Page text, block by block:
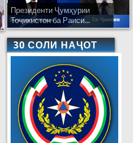
Президенти Ҷумҳурии
Тоҷикистон ба Раиси...
30 СОЛИ НАҶОТ